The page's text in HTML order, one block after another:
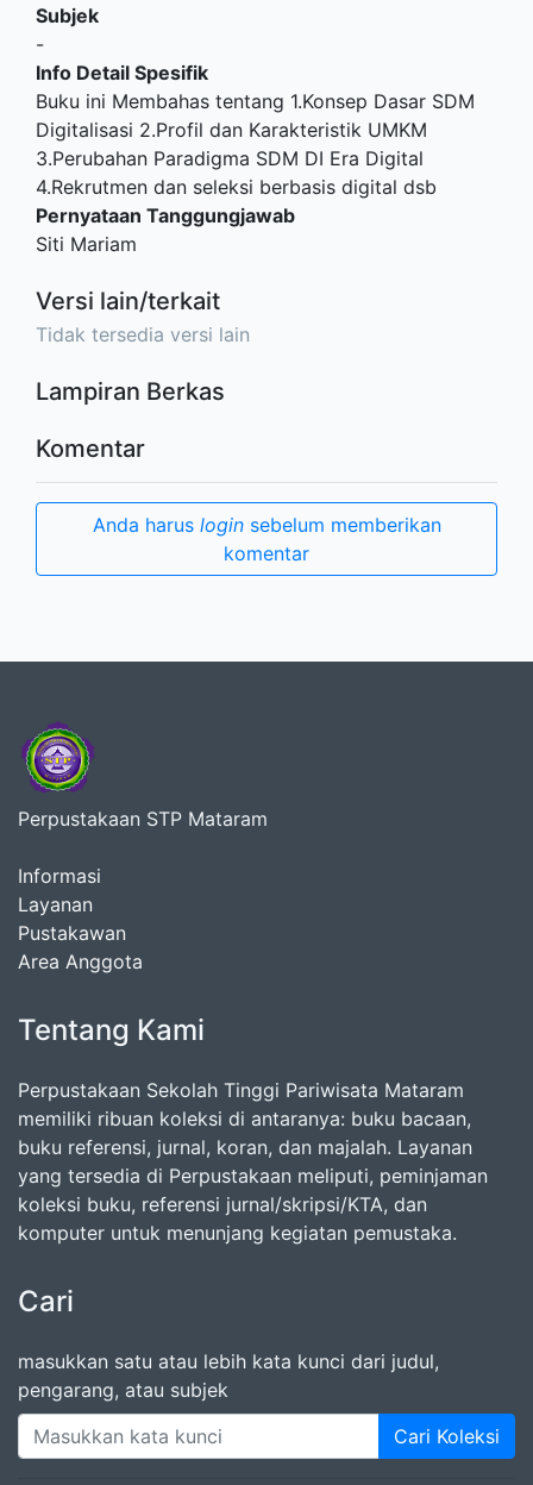
Subjek
-
Info Detail Spesifik
Buku ini Membahas tentang 1.Konsep Dasar SDM
Digitalisasi 2.Profil dan Karakteristik UMKM
3.Perubahan Paradigma SDM DI Era Digital
4.Rekrutmen dan seleksi berbasis digital dsb
Pernyataan Tanggungjawab
Siti Mariam
Versi lain/terkait
Tidak tersedia versi lain
Lampiran Berkas
Komentar
Anda harus loginsebelum memberikan
komentar
Perpustakaan STP Mataram
Informasi
Layanan
Pustakawan
Area Anggota
Tentang Kami
Perpustakaan Sekolah Tinggi Pariwisata Mataram
memiliki ribuan koleksi di antaranya: buku bacaan,
buku referensi, jurnal, koran, dan majalah. Layanan
yang tersedia di Perpustakaan meliputi, peminjaman
koleksi buku, referensi jurnal/skripsi/KTA, dan
komputer untuk menunjang kegiatan pemustaka.
Cari
masukkan satu atau lebih kata kunci dari judul,
pengarang, atau subjek
Cari Koleksi